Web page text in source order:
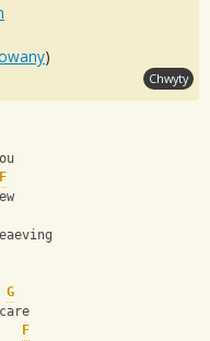
)
Chwyty
F
G
F